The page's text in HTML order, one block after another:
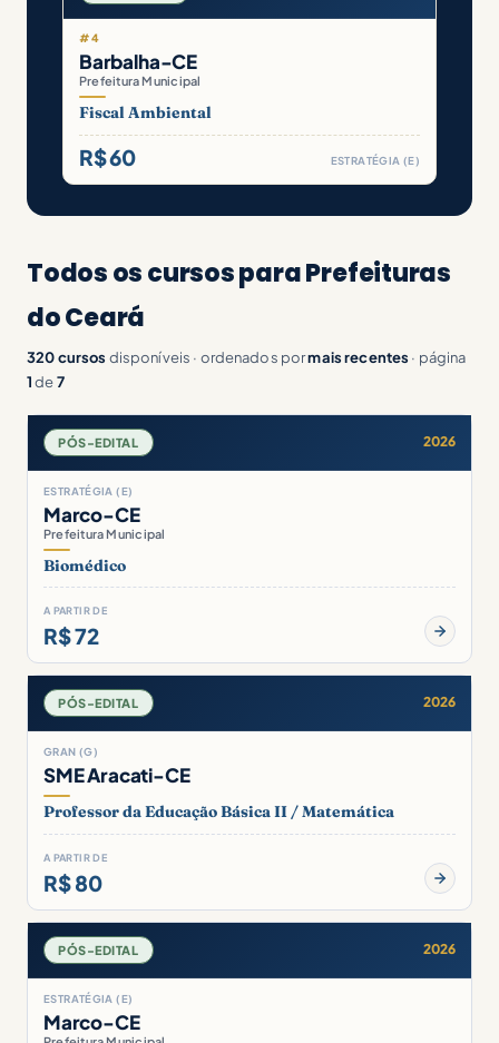
#4
Barbalha-CE
Prefeitura Municipal
Fiscal Ambiental
R$ 60 ESTRATÉGIA (E)
Todos os cursos para Prefeituras
do Ceará
320 cursos disponíveis · ordenados pormais recentes · página
1de7
PÓS-EDITAL 2026
ESTRATÉGIA (E)
Marco-CE
Prefeitura Municipal
Biomédico
A PARTIR DE
R$ 72
PÓS-EDITAL 2026
GRAN (G)
SME Aracati-CE
Professor da Educação Básica II / Matemática
A PARTIR DE
R$ 80
PÓS-EDITAL 2026
ESTRATÉGIA (E)
Marco-CE